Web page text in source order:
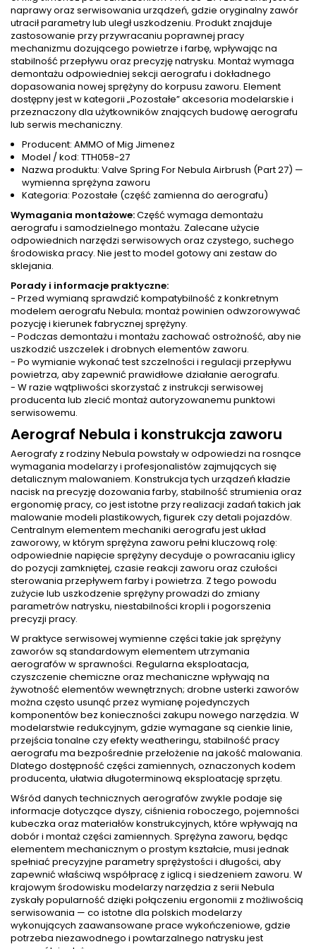
naprawy oraz serwisowania urządzeń, gdzie oryginalny zawór
utracił parametry lub uległ uszkodzeniu. Produkt znajduje
zastosowanie przy przywracaniu poprawnej pracy
mechanizmu dozującego powietrze i farbę, wpływając na
stabilność przepływu oraz precyzję natrysku. Montaż wymaga
demontażu odpowiedniej sekcji aerografu i dokładnego
dopasowania nowej sprężyny do korpusu zaworu. Element
dostępny jest w kategorii „Pozostałe” akcesoria modelarskie i
przeznaczony dla użytkowników znających budowę aerografu
lub serwis mechaniczny.
Producent: AMMO of Mig Jimenez
Model / kod: TTH058-27
Nazwa produktu: Valve Spring For Nebula Airbrush (Part 27) —
wymienna sprężyna zaworu
Kategoria: Pozostałe (część zamienna do aerografu)
Wymagania montażowe:Część wymaga demontażu
aerografu i samodzielnego montażu. Zalecane użycie
odpowiednich narzędzi serwisowych oraz czystego, suchego
środowiska pracy. Nie jest to model gotowy ani zestaw do
sklejania.
Porady i informacje praktyczne:
- Przed wymianą sprawdzić kompatybilność z konkretnym
modelem aerografu Nebula; montaż powinien odwzorowywać
pozycję i kierunek fabrycznej sprężyny.
- Podczas demontażu i montażu zachować ostrożność, aby nie
uszkodzić uszczelek i drobnych elementów zaworu.
- Po wymianie wykonać test szczelności i regulacji przepływu
powietrza, aby zapewnić prawidłowe działanie aerografu.
- W razie wątpliwości skorzystać z instrukcji serwisowej
producenta lub zlecić montaż autoryzowanemu punktowi
serwisowemu.
Aerograf Nebula i konstrukcja zaworu
Aerografy z rodziny Nebula powstały w odpowiedzi na rosnące
wymagania modelarzy i profesjonalistów zajmujących się
detalicznym malowaniem. Konstrukcja tych urządzeń kładzie
nacisk na precyzję dozowania farby, stabilność strumienia oraz
ergonomię pracy, co jest istotne przy realizacji zadań takich jak
malowanie modeli plastikowych, figurek czy detali pojazdów.
Centralnym elementem mechaniki aerografu jest układ
zaworowy, w którym sprężyna zaworu pełni kluczową rolę:
odpowiednie napięcie sprężyny decyduje o powracaniu iglicy
do pozycji zamkniętej, czasie reakcji zaworu oraz czułości
sterowania przepływem farby i powietrza. Z tego powodu
zużycie lub uszkodzenie sprężyny prowadzi do zmiany
parametrów natrysku, niestabilności kropli i pogorszenia
precyzji pracy.
W praktyce serwisowej wymienne części takie jak sprężyny
zaworów są standardowym elementem utrzymania
aerografów w sprawności. Regularna eksploatacja,
czyszczenie chemiczne oraz mechaniczne wpływają na
żywotność elementów wewnętrznych; drobne usterki zaworów
można często usunąć przez wymianę pojedynczych
komponentów bez konieczności zakupu nowego narzędzia. W
modelarstwie redukcyjnym, gdzie wymagane są cienkie linie,
przejścia tonalne czy efekty weatheringu, stabilność pracy
aerografu ma bezpośrednie przełożenie na jakość malowania.
Dlatego dostępność części zamiennych, oznaczonych kodem
producenta, ułatwia długoterminową eksploatację sprzętu.
Wśród danych technicznych aerografów zwykle podaje się
informacje dotyczące dyszy, ciśnienia roboczego, pojemności
kubeczka oraz materiałów konstrukcyjnych, które wpływają na
dobór i montaż części zamiennych. Sprężyna zaworu, będąc
elementem mechanicznym o prostym kształcie, musi jednak
spełniać precyzyjne parametry sprężystości i długości, aby
zapewnić właściwą współpracę z iglicą i siedzeniem zaworu. W
krajowym środowisku modelarzy narzędzia z serii Nebula
zyskały popularność dzięki połączeniu ergonomii z możliwością
serwisowania — co istotne dla polskich modelarzy
wykonujących zaawansowane prace wykończeniowe, gdzie
potrzeba niezawodnego i powtarzalnego natrysku jest